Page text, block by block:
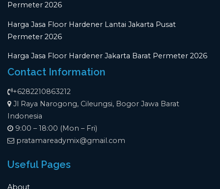
Permeter 2026
Harga Jasa Floor Hardener Lantai Jakarta Pusat
Permeter 2026
Harga Jasa Floor Hardener Jakarta Barat Permeter 2026
Contact Information
+6282210863212
Jl Raya Narogong, Cileungsi, Bogor Jawa Barat
Indonesia
9:00 – 18:00 (Mon – Fri)
pratamareadymix@gmail.com
Useful Pages